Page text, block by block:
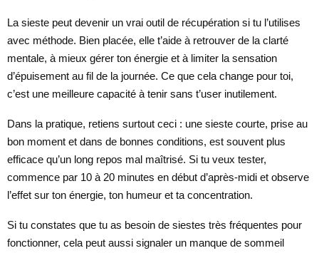
La sieste peut devenir un vrai outil de récupération si tu l’utilises
avec méthode. Bien placée, elle t’aide à retrouver de la clarté
mentale, à mieux gérer ton énergie et à limiter la sensation
d’épuisement au fil de la journée. Ce que cela change pour toi,
c’est une meilleure capacité à tenir sans t’user inutilement.
Dans la pratique, retiens surtout ceci : une sieste courte, prise au
bon moment et dans de bonnes conditions, est souvent plus
efficace qu’un long repos mal maîtrisé. Si tu veux tester,
commence par 10 à 20 minutes en début d’après-midi et observe
l’effet sur ton énergie, ton humeur et ta concentration.
Si tu constates que tu as besoin de siestes très fréquentes pour
fonctionner, cela peut aussi signaler un manque de sommeil